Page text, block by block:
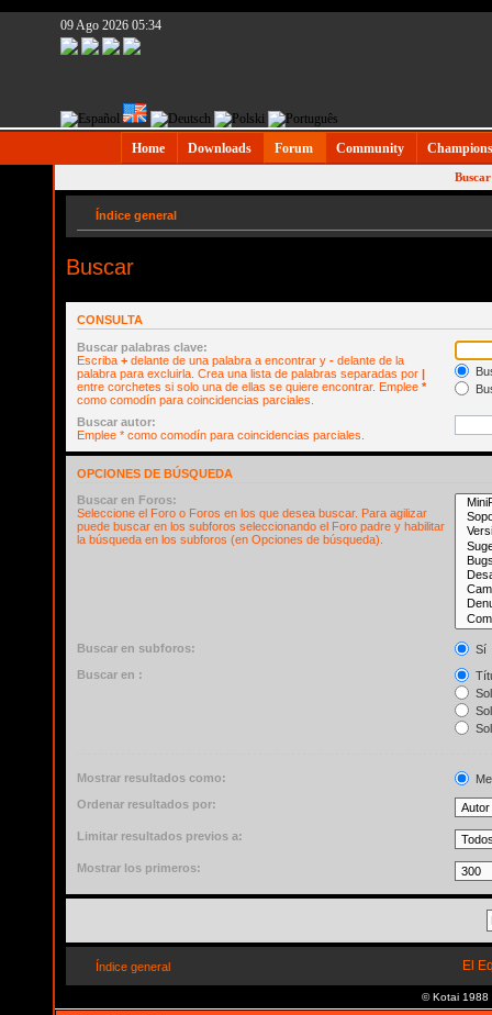
09 Ago 2026 05:34
Home Downloads Forum Community
Buscar
Índice general
Buscar
CONSULTA
Buscar palabras clave:
Escriba + delante de una palabra a encontrar y - delante de la
palabra para excluirla. Crea una lista de palabras separadas por |
entre corchetes si solo una de ellas se quiere encontrar. Emplee *
como comodín para coincidencias parciales.
Buscar autor:
Emplee * como comodín para coincidencias parciales.
OPCIONES DE BÚSQUEDA
Buscar en Foros:
Seleccione el Foro o Foros en los que desea buscar. Para agilizar
puede buscar en los subforos seleccionando el Foro padre y habilitar
la búsqueda en los subforos (en Opciones de búsqueda).
Buscar en subforos:
Sí
Buscar en :
Mostrar resultados como:
Ordenar resultados por:
Limitar resultados previos a:
Mostrar los primeros:
Índice general El
© Kotai 1988